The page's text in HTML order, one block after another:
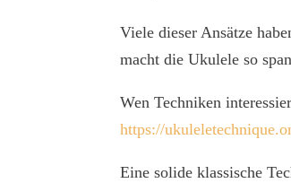
Viele dieser Ansätze
macht die Ukulele so
Wen Techniken
https://
Eine solide klassische